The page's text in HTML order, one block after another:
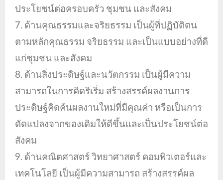
ประโยชน์ต่อครอบครัว ชุมชน และสังคม
7. ด้านคุณธรรมและจริยธรรม เป็นผู้ที่ปฏิบัติตน
ตามหลักคุณธรรม จริยธรรม และเป็นแบบอย่างที่ดี
แก่ชุมชน และสังคม
8. ด้านสิ่งประดิษฐ์และนวัตกรรม เป็นผู้มีความ
สามารถในการคิดริเริ่ม สร้างสรรค์ผลงานการ
ประดิษฐ์คิดค้นผลงานใหม่ที่มีคุณค่า หรือเป็นการ
ดัดแปลงจากของเดิมให้ดีขึ้นและเป็นประโยชน์ต่อ
สังคม
9. ด้านคณิตศาสตร์ วิทยาศาสตร์ คอมพิวเตอร์และ
เทคโนโลยี เป็นผู้มีความสามารถ สร้างสรรค์ผล